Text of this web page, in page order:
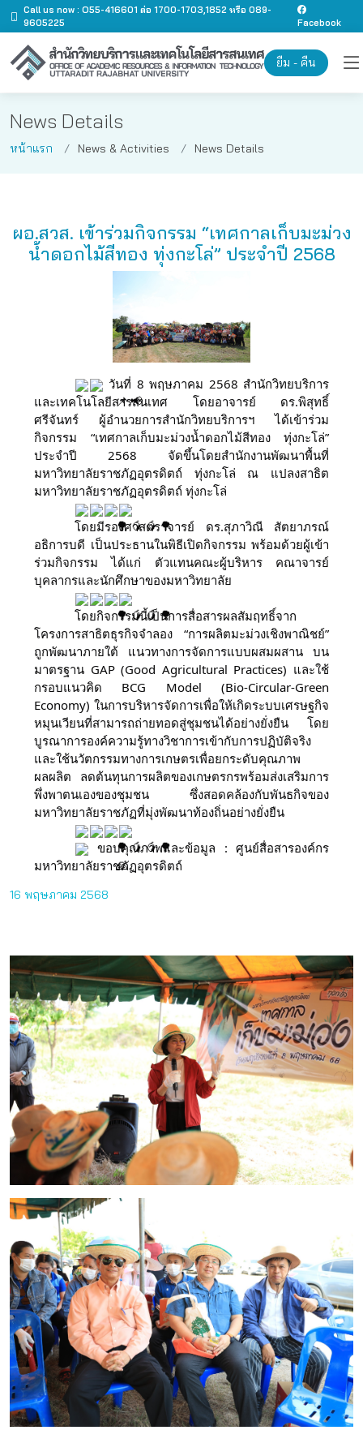
Call us now : O55-416601 ต่อ 1700-1703,1852 หรือ 089-
9605225
Facebook
ยืม - คืน
News Details
หน้าแรก News & Activities News Details
ผอ.สวส. เข้าร่วมกิจกรรม “เทศกาลเก็บมะม่วง
น้ำดอกไม้สีทอง ทุ่งกะโล่” ประจำปี 2568
วันที่ 8 พฤษภาคม 2568 สำนักวิทยบริการ
และเทคโนโลยีสารสนเทศ โดยอาจารย์ ดร.พิสุทธิ์
ศรีจันทร์ ผู้อำนวยการสำนักวิทยบริการฯ ได้เข้าร่วม
กิจกรรม “เทศกาลเก็บมะม่วงน้ำดอกไม้สีทอง ทุ่งกะโล่”
ประจำปี 2568 จัดขึ้นโดยสำนักงานพัฒนาพื้นที่
มหาวิทยาลัยราชภัฏอุตรดิตถ์ ทุ่งกะโล่ ณ แปลงสาธิต
มหาวิทยาลัยราชภัฏอุตรดิตถ์ ทุ่งกะโล่
โดยมีรองศาสตราจารย์ ดร.สุภาวิณี สัตยาภรณ์
อธิการบดี เป็นประธานในพิธีเปิดกิจกรรม พร้อมด้วยผู้เข้า
ร่วมกิจกรรม ได้แก่ ตัวแทนคณะผู้บริหาร คณาจารย์
บุคลากรและนักศึกษาของมหาวิทยาลัย
โดยกิจกรรมนี้เป็นการสื่อสารผลสัมฤทธิ์จาก
โครงการสาธิตธุรกิจจำลอง “การผลิตมะม่วงเชิงพาณิชย์”
ถูกพัฒนาภายใต้ แนวทางการจัดการแบบผสมผสาน บน
มาตรฐาน GAP (Good Agricultural Practices) และใช้
กรอบแนวคิด BCG Model (Bio-Circular-Green
Economy) ในการบริหารจัดการเพื่อให้เกิดระบบเศรษฐกิจ
หมุนเวียนที่สามารถถ่ายทอดสู่ชุมชนได้อย่างยั่งยืน โดย
บูรณาการองค์ความรู้ทางวิชาการเข้ากับการปฏิบัติจริง
และใช้นวัตกรรมทางการเกษตรเพื่อยกระดับคุณภาพ
ผลผลิต ลดต้นทุนการผลิตของเกษตรกรพร้อมส่งเสริมการ
พึ่งพาตนเองของชุมชน ซึ่งสอดคล้องกับพันธกิจของ
มหาวิทยาลัยราชภัฏที่มุ่งพัฒนาท้องถิ่นอย่างยั่งยืน
ขอบคุณภาพและข้อมูล : ศูนย์สื่อสารองค์กร
มหาวิทยาลัยราชภัฏอุตรดิตถ์
16 พฤษภาคม 2568